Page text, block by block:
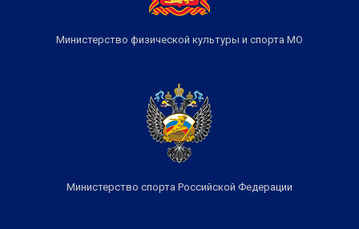
Министерство физической культуры и спорта МО
Министерство спорта Российской Федерации